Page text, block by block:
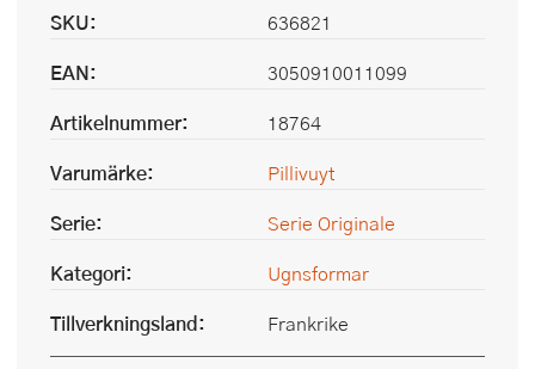
SKU:
636821
EAN:
3050910011099
Artikelnummer:
18764
Varumärke:
Pillivuyt
Serie:
Serie Originale
Kategori:
Ugnsformar
Tillverkningsland:
Frankrike